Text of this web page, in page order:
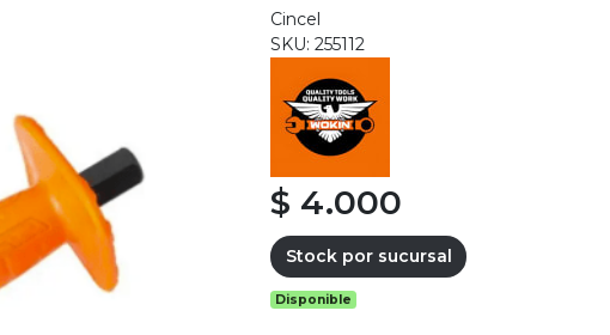
Cincel
SKU: 255112
$ 4.000
Stock por sucursal
Disponible